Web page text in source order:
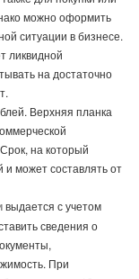
можно оформить
ситуации в бизнесе.
ликвидной
на достаточно
Верхняя планка
на который
и может составлять от
выдается с учетом
сведения о
При